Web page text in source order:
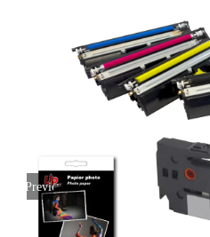
Previous